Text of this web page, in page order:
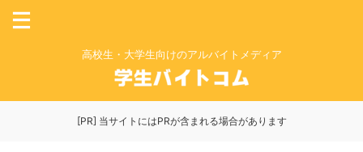
高校生・大学生向けのアルバイトメディア
[PR] 当サイトにはPRが含まれる場合があります